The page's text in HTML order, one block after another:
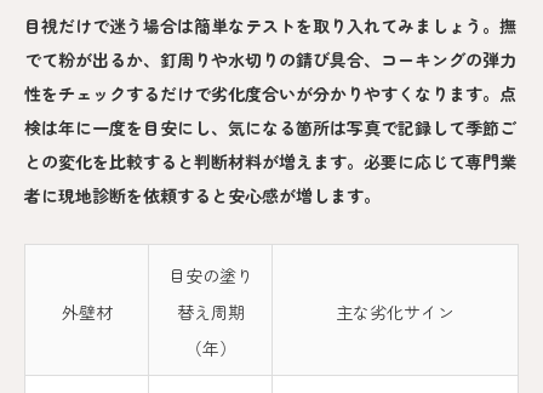
目視だけで迷う場合は簡単なテストを取り入れてみましょう。撫
でて粉が出るか、釘周りや水切りの錆び具合、コーキングの弾力
性をチェックするだけで劣化度合いが分かりやすくなります。点
検は年に一度を目安にし、気になる箇所は写真で記録して季節ご
との変化を比較すると判断材料が増えます。必要に応じて専門業
者に現地診断を依頼すると安心感が増します。
外壁材
目安の塗り
替え周期
（年）
主な劣化サイン